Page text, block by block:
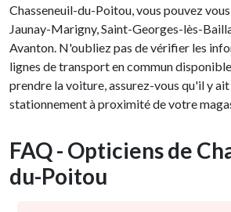
Chasseneuil-du-Poitou, vous pouvez
Jaunay-Marigny, Saint-Georges-lès-
Avanton. N'oubliez pas de vérifier les
lignes de transport en commun
prendre la voiture, assurez-vous qu'il y ait
stationnement à proximité de votre
FAQ - Opticiens de
du-Poitou